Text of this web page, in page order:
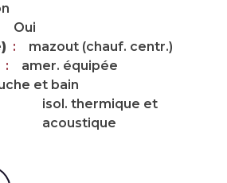
Oui
mazout (chauf. centr.)
amer. équipée
et bain
isol. thermique et
acoustique